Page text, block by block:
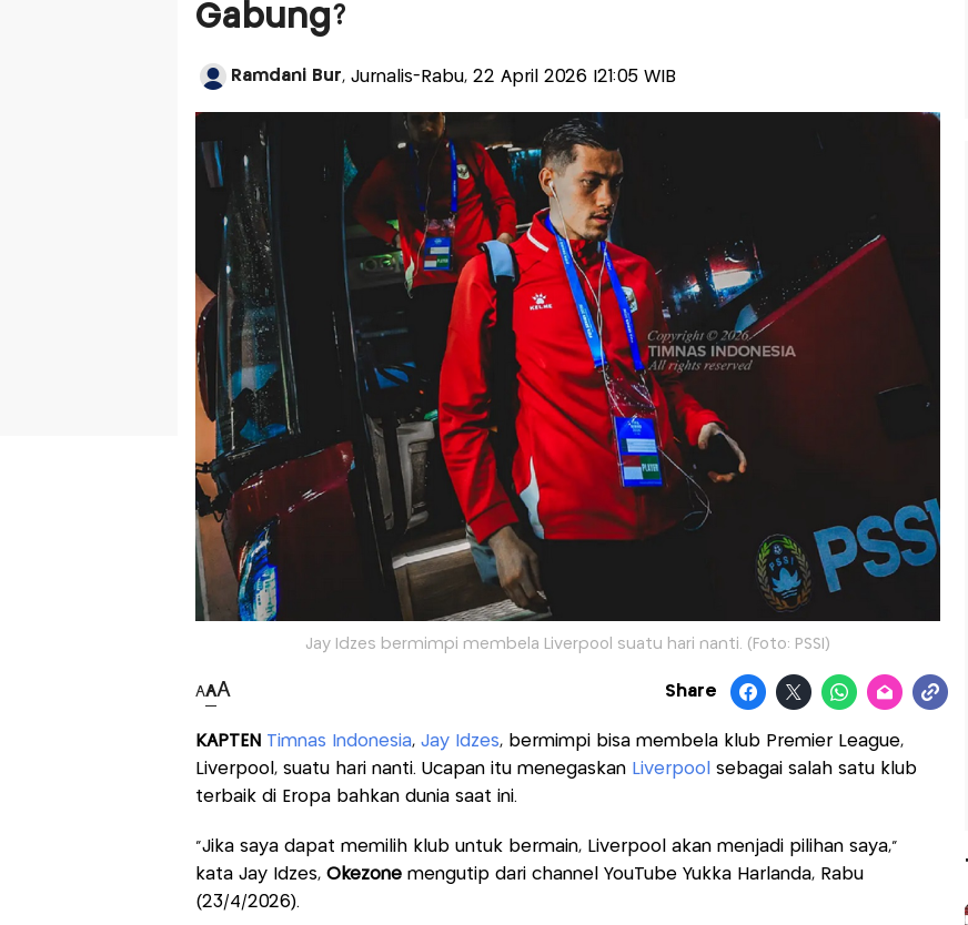
Gabung?
Ramdani Bur, Jurnalis-Rabu, 22 April 2026 |21:05 WIB
Jay Idzes bermimpi membela Liverpool suatu hari nanti. (Foto: PSSI)
AAA Share
KAPTEN Timnas Indonesia, Jay Idzes, bermimpi bisa membela klub Premier League,
Liverpool, suatu hari nanti. Ucapan itu menegaskanLiverpool sebagai salah satu klub
terbaik di Eropa bahkan dunia saat ini.
“Jika saya dapat memilih klub untuk bermain, Liverpool akan menjadi pilihan saya,”
kata Jay Idzes, Okezone mengutip dari channel YouTube Yukka Harlanda, Rabu
(23/4/2026).